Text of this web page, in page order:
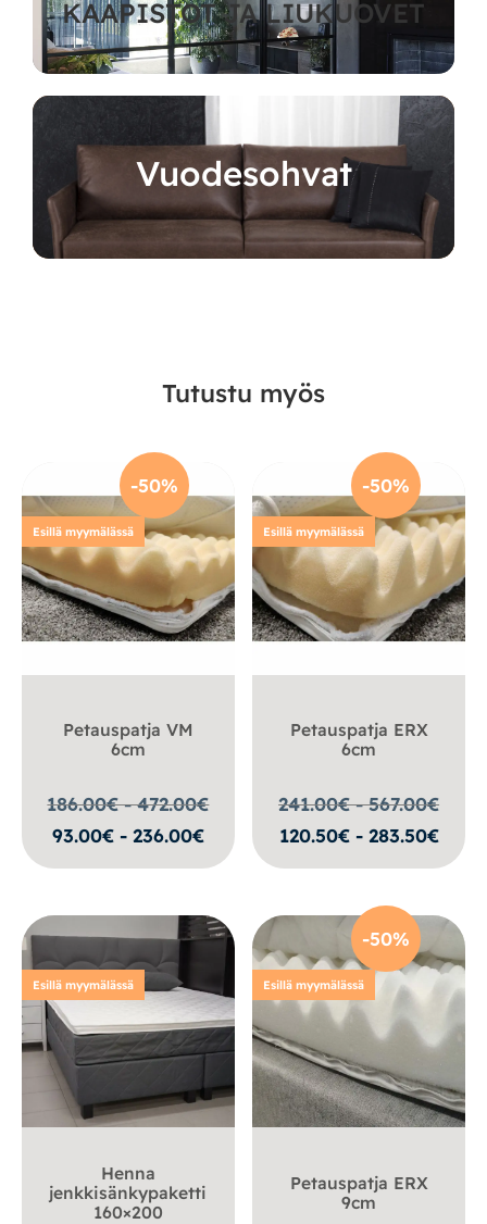
KAAPISTOT JA LIUKUOVET
Vuodesohvat
Tutustu myös
-50%
Esillä myymälässä
Petauspatja VM
6cm
186.00€ - 472.00€
93.00€ - 236.00€
-50%
Esillä myymälässä
Petauspatja ERX
6cm
241.00€ - 567.00€
120.50€ - 283.50€
Esillä myymälässä
Henna
jenkkisänkypaketti
160×200
-50%
Esillä myymälässä
Petauspatja ERX
9cm